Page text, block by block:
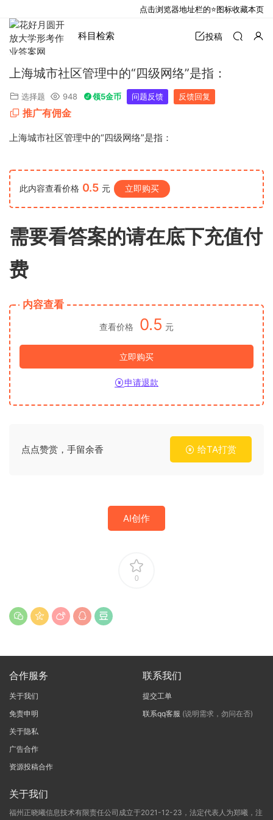
科目检索 投稿
上海城市社区管理中的“四级网络”是指：
选择题 948 领5金币 问题反馈 反馈回复
推广有佣金
上海城市社区管理中的“四级网络”是指：
此内容查看价格 0.5 元 立即购买
需要看答案的请在底下充值付
费
内容查看
查看价格 0.5 元
立即购买
申请退款
点点赞赏，手留余香 给TA打赏
AI创作
0
合作服务
关于我们
免责申明
关于隐私
广告合作
资源投稿合作
联系我们
提交工单
联系qq客服 (说明需求，勿问在否)
关于我们
福州正晓曦信息技术有限责任公司成立于2021-12-23，法定代表人为郑曦，注
点击浏览器地址栏的⭐图标收藏本页